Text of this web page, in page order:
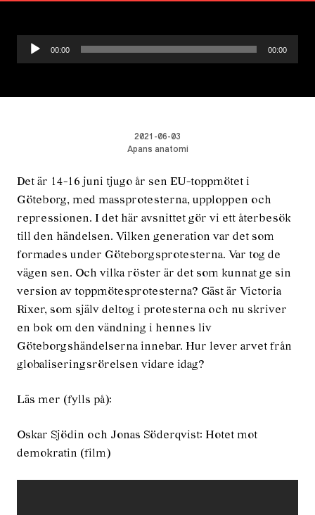
Ljudspelare
00:00 00:00
2021-06-03
Apans anatomi
Det är 14-16 juni tjugo år sen EU-toppmötet i
Göteborg, med massprotesterna, upploppen och
repressionen. I det här avsnittet gör vi ett återbesök
till den händelsen. Vilken generation var det som
formades under Göteborgsprotesterna. Var tog de
vägen sen. Och vilka röster är det som kunnat ge sin
version av toppmötesprotesterna? Gäst är Victoria
Rixer, som själv deltog i protesterna och nu skriver
en bok om den vändning i hennes liv
Göteborgshändelserna innebar. Hur lever arvet från
globaliseringsrörelsen vidare idag?
Läs mer (fylls på):
Oskar Sjödin och Jonas Söderqvist: Hotet mot
demokratin (film)